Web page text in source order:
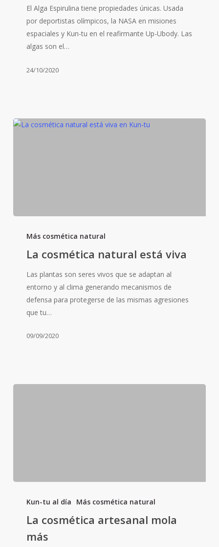
astronautas
El Alga Espirulina tiene propiedades únicas. Usada
por deportistas olímpicos, la NASA en misiones
espaciales y Kun-tu en el reafirmante Up-Ubody. Las
algas son el…
24/10/2020
cosmética
Más cosmética natural
La cosmética natural está viva
Las plantas son seres vivos que se adaptan al
entorno y al clima generando mecanismos de
defensa para protegerse de las mismas agresiones
que tu…
09/09/2020
cosmética
mola
Kun-tu al día Más cosmética natural
La cosmética artesanal mola
más